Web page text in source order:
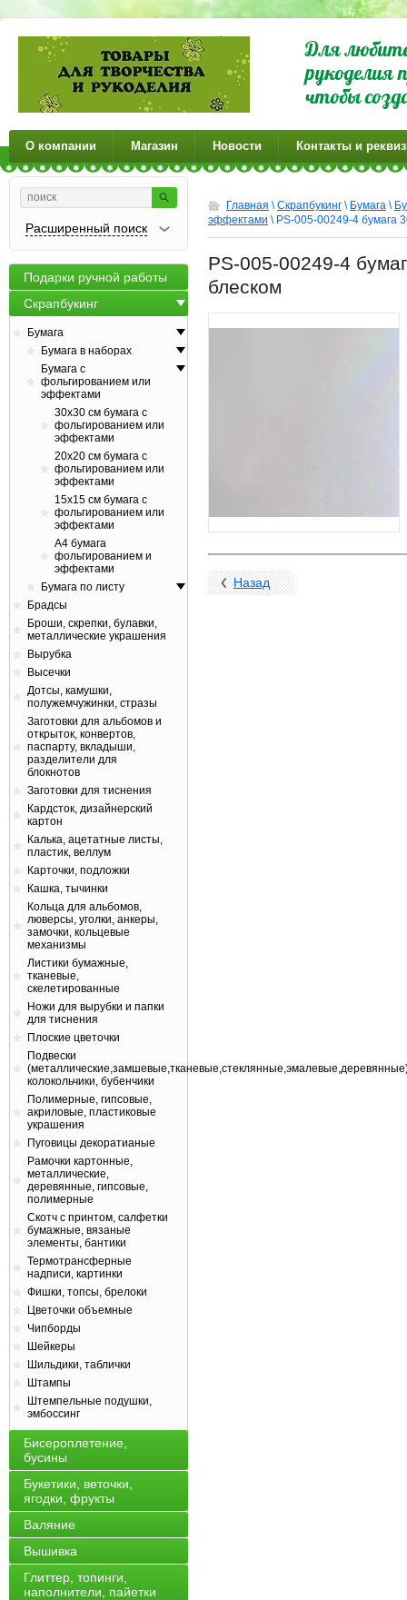
Для
рукоделия
чтобы
О компании Магазин Новости Контакты и
Расширенный поиск
Подарки ручной работы
Скрапбукинг
Бумага
Бумага в наборах
Бумага с
фольгированием или
эффектами
30х30 см бумага с
фольгированием или
эффектами
20х20 см бумага с
фольгированием или
эффектами
15х15 см бумага с
фольгированием или
эффектами
A4 бумага
фольгированием и
эффектами
Бумага по листу
Брадсы
Броши, скрепки, булавки,
металлические украшения
Вырубка
Высечки
Дотсы, камушки,
полужемчужинки, стразы
Заготовки для альбомов и
открыток, конвертов,
паспарту, вкладыши,
разделители для
блокнотов
Заготовки для тиснения
Кардсток, дизайнерский
картон
Калька, ацетатные листы,
пластик, веллум
Карточки, подложки
Кашка, тычинки
Кольца для альбомов,
люверсы, уголки, анкеры,
замочки, кольцевые
механизмы
Листики бумажные,
тканевые,
скелетированные
Ножи для вырубки и папки
для тиснения
Плоские цветочки
Подвески
колокольчики, бубенчики
Полимерные, гипсовые,
акриловые, пластиковые
украшения
Пуговицы декоратианые
Рамочки картонные,
металлические,
деревянные, гипсовые,
полимерные
Скотч с принтом, салфетки
бумажные, вязаные
элементы, бантики
Термотрансферные
надписи, картинки
Фишки, топсы, брелоки
Цветочки объемные
Чипборды
Шейкеры
Шильдики, таблички
Штампы
Штемпельные подушки,
эмбоссинг
Бисероплетение,
бусины
Букетики, веточки,
ягодки, фрукты
Валяние
Вышивка
Глиттер, топинги,
наполнители, пайетки
Главная \Скрапбукинг \ Бумага \
эффектами \ PS-005-00249-4 бумага
PS-005-00249-4
блеском
Назад